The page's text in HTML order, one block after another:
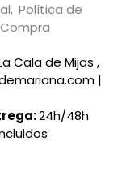
Política de
Cala de Mijas ,
|
24h/48h